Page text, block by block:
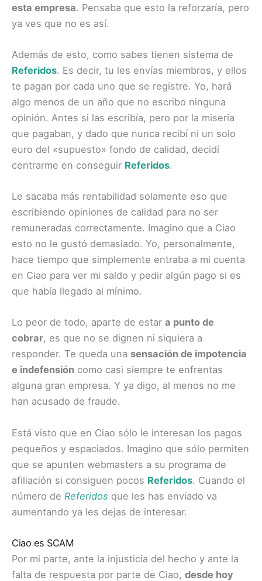
esta empresa. Pensaba que esto la reforzaría, pero
ya ves que no es así.
Además de esto, como sabes tienen sistema de
Referidos. Es decir, tu les envías miembros, y ellos
te pagan por cada uno que se registre. Yo, hará
algo menos de un año que no escribo ninguna
opinión. Antes si las escribía, pero por la miseria
que pagaban, y dado que nunca recibí ni un solo
euro del «supuesto» fondo de calidad, decidí
centrarme en conseguir Referidos.
Le sacaba más rentabilidad solamente eso que
escribiendo opiniones de calidad para no ser
remuneradas correctamente. Imagino que a Ciao
esto no le gustó demasiado. Yo, personalmente,
hace tiempo que simplemente entraba a mi cuenta
en Ciao para ver mi saldo y pedir algún pago si es
que había llegado al mínimo.
Lo peor de todo, aparte de estar a punto de
cobrar, es que no se dignen ni siquiera a
responder. Te queda una sensación de impotencia
e indefensión como casi siempre te enfrentas
alguna gran empresa. Y ya digo, al menos no me
han acusado de fraude.
Está visto que en Ciao sólo le interesan los pagos
pequeños y espaciados. Imagino que sólo permiten
que se apunten webmasters a su programa de
afiliación si consiguen pocos Referidos. Cuando el
número de Referidos que les has enviado va
aumentando ya les dejas de interesar.
Ciao es SCAM
Por mi parte, ante la injusticia del hecho y ante la
falta de respuesta por parte de Ciao, desde hoy